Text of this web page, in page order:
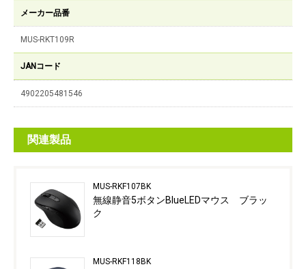
メーカー品番
MUS-RKT109R
JANコード
4902205481546
関連製品
MUS-RKF107BK
無線静音5ボタンBlueLEDマウス ブラッ
ク
MUS-RKF118BK